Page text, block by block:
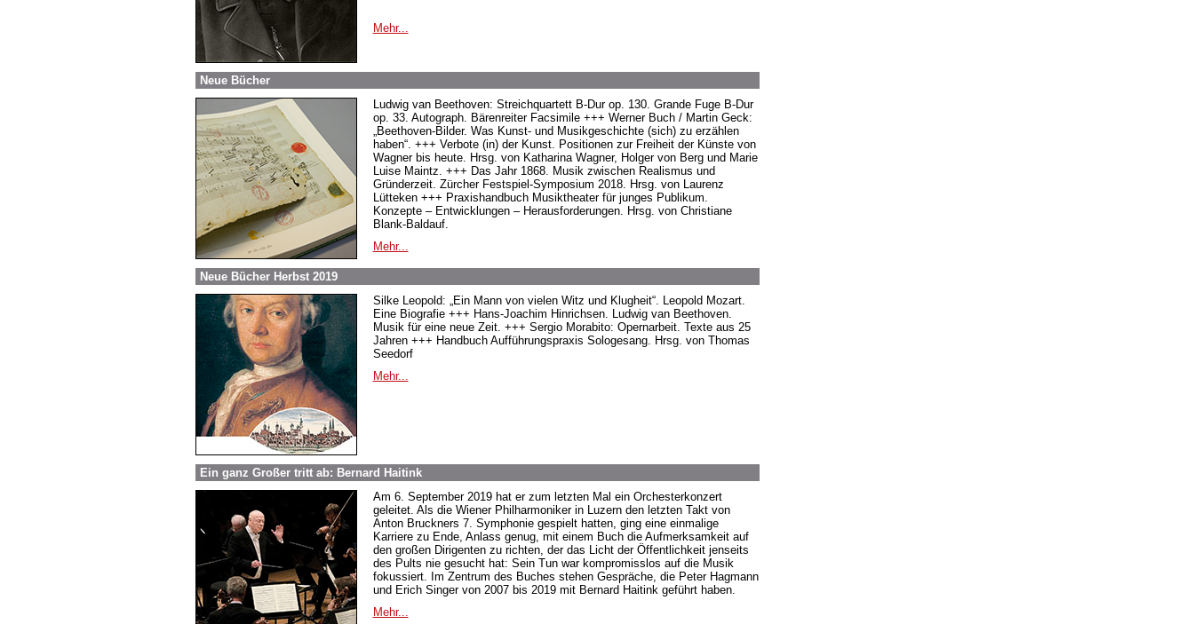
Mehr...
Neue Bücher
Ludwig van Beethoven: Streichquartett B-Dur op. 130. Grande Fuge B-Dur
op. 33. Autograph. Bärenreiter Facsimile +++ Werner Buch / Martin Geck:
„Beethoven-Bilder. Was Kunst- und Musikgeschichte (sich) zu erzählen
haben“. +++ Verbote (in) der Kunst. Positionen zur Freiheit der Künste von
Wagner bis heute. Hrsg. von Katharina Wagner, Holger von Berg und Marie
Luise Maintz. +++ Das Jahr 1868. Musik zwischen Realismus und
Gründerzeit. Zürcher Festspiel-Symposium 2018. Hrsg. von Laurenz
Lütteken +++ Praxishandbuch Musiktheater für junges Publikum.
Konzepte – Entwicklungen – Herausforderungen. Hrsg. von Christiane
Blank-Baldauf.
Mehr...
Neue Bücher Herbst 2019
Silke Leopold: „Ein Mann von vielen Witz und Klugheit“. Leopold Mozart.
Eine Biografie +++ Hans-Joachim Hinrichsen. Ludwig van Beethoven.
Musik für eine neue Zeit. +++ Sergio Morabito: Opernarbeit. Texte aus 25
Jahren +++ Handbuch Aufführungspraxis Sologesang. Hrsg. von Thomas
Seedorf
Mehr...
Ein ganz Großer tritt ab: Bernard Haitink
Am 6. September 2019 hat er zum letzten Mal ein Orchesterkonzert
geleitet. Als die Wiener Philharmoniker in Luzern den letzten Takt von
Anton Bruckners 7. Symphonie gespielt hatten, ging eine einmalige
Karriere zu Ende, Anlass genug, mit einem Buch die Aufmerksamkeit auf
den großen Dirigenten zu richten, der das Licht der Öffentlichkeit jenseits
des Pults nie gesucht hat: Sein Tun war kompromisslos auf die Musik
fokussiert. Im Zentrum des Buches stehen Gespräche, die Peter Hagmann
und Erich Singer von 2007 bis 2019 mit Bernard Haitink geführt haben.
Mehr...